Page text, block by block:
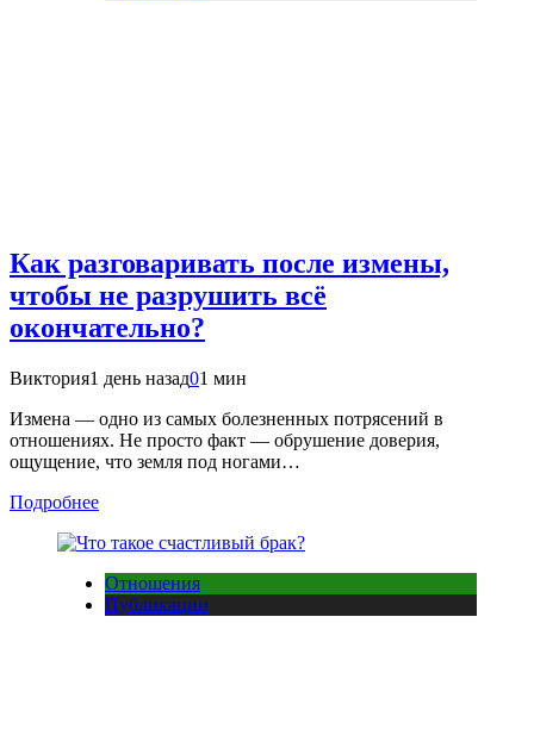
Как разговаривать после измены,
чтобы не разрушить всё
окончательно?
Виктория1 день назад01 мин
Измена — одно из самых болезненных потрясений в
отношениях. Не просто факт — обрушение доверия,
ощущение, что земля под ногами…
Подробнее
Отношения
Публикации